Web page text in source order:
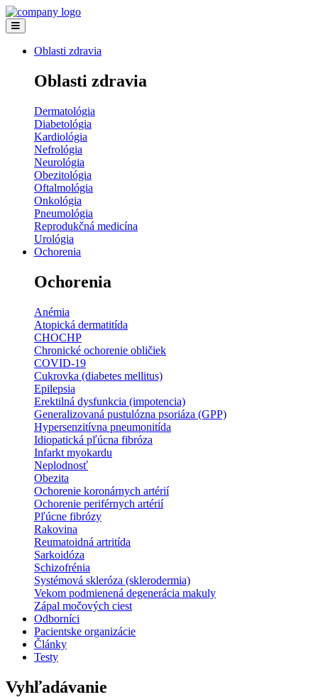
Oblasti zdravia
Oblasti zdravia
Dermatológia
Diabetológia
Kardiológia
Nefrológia
Neurológia
Obezitológia
Oftalmológia
Onkológia
Pneumológia
Reprodukčná medicína
Urológia
Ochorenia
Ochorenia
Anémia
Atopická dermatitída
CHOCHP
Chronické ochorenie obličiek
COVID-19
Cukrovka (diabetes mellitus)
Epilepsia
Erektilná dysfunkcia (impotencia)
Generalizovaná pustulózna psoriáza (GPP)
Hypersenzitívna pneumonitída
Idiopatická pľúcna fibróza
Infarkt myokardu
Neplodnosť
Obezita
Ochorenie koronárnych artérií
Ochorenie periférnych artérií
Pľúcne fibrózy
Rakovina
Reumatoidná artritída
Sarkoidóza
Schizofrénia
Systémová skleróza (sklerodermia)
Vekom podmienená degenerácia makuly
Zápal močových ciest
Odborníci
Pacientske organizácie
Články
Testy
Vyhľadávanie